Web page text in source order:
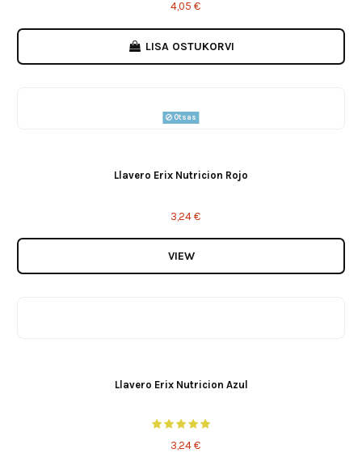
4,05 €
LISA OSTUKORVI
Otsas
Llavero Erix Nutricion Rojo
3,24 €
VIEW
Llavero Erix Nutricion Azul
3,24 €